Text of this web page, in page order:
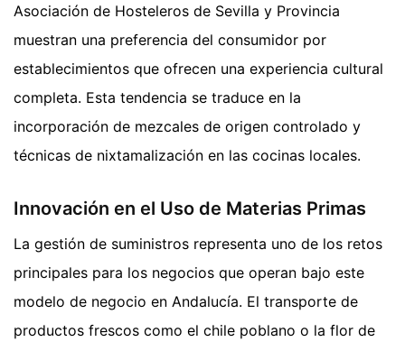
Asociación de Hosteleros de Sevilla y Provincia
muestran una preferencia del consumidor por
establecimientos que ofrecen una experiencia cultural
completa. Esta tendencia se traduce en la
incorporación de mezcales de origen controlado y
técnicas de nixtamalización en las cocinas locales.
Innovación en el Uso de Materias Primas
La gestión de suministros representa uno de los retos
principales para los negocios que operan bajo este
modelo de negocio en Andalucía. El transporte de
productos frescos como el chile poblano o la flor de